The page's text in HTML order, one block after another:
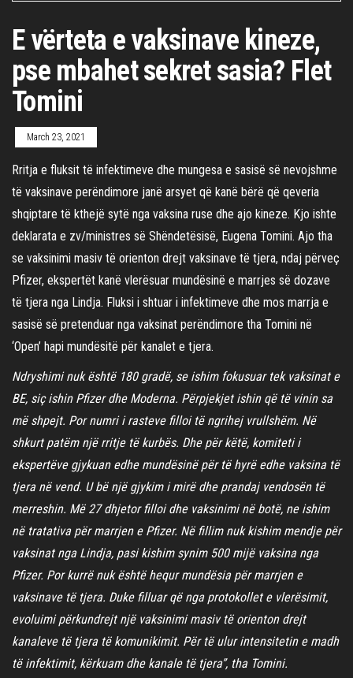
E vërteta e vaksinave kineze,
pse mbahet sekret sasia? Flet
Tomini
March 23, 2021
Rritja e fluksit të infektimeve dhe mungesa e sasisë së nevojshme
të vaksinave perëndimore janë arsyet që kanë bërë që qeveria
shqiptare të kthejë sytë nga vaksina ruse dhe ajo kineze. Kjo ishte
deklarata e zv/ministres së Shëndetësisë, Eugena Tomini. Ajo tha
se vaksinimi masiv të orienton drejt vaksinave të tjera, ndaj përveç
Pfizer, ekspertët kanë vlerësuar mundësinë e marrjes së dozave
të tjera nga Lindja. Fluksi i shtuar i infektimeve dhe mos marrja e
sasisë së pretenduar nga vaksinat perëndimore tha Tomini në
‘Open’ hapi mundësitë për kanalet e tjera.
Ndryshimi nuk është 180 gradë, se ishim fokusuar tek vaksinat e
BE, siç ishin Pfizer dhe Moderna. Përpjekjet ishin që të vinin sa
më shpejt. Por numri i rasteve filloi të ngrihej vrullshëm. Në
shkurt patëm një rritje të kurbës. Dhe për këtë, komiteti i
ekspertëve gjykuan edhe mundësinë për të hyrë edhe vaksina të
tjera në vend. U bë një gjykim i mirë dhe prandaj vendosën të
merreshin. Më 27 dhjetor filloi dhe vaksinimi në botë, ne ishim
në tratativa për marrjen e Pfizer. Në fillim nuk kishim mendje për
vaksinat nga Lindja, pasi kishim synim 500 mijë vaksina nga
Pfizer. Por kurrë nuk është hequr mundësia për marrjen e
vaksinave të tjera. Duke filluar që nga protokollet e vlerësimit,
evoluimi përkundrejt një vaksinimi masiv të orienton drejt
kanaleve të tjera të komunikimit. Për të ulur intensitetin e madh
të infektimit, kërkuam dhe kanale të tjera”, tha Tomini.